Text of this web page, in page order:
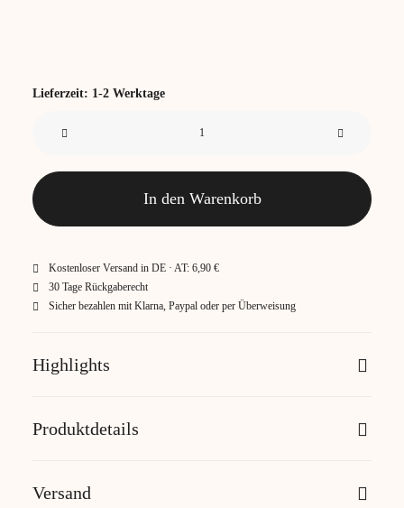
Lieferzeit: 1-2 Werktage
Menge
In den Warenkorb
Kostenloser Versand in DE · AT: 6,90 €
30 Tage Rückgaberecht
Sicher bezahlen mit Klarna, Paypal oder per Überweisung
Highlights
Produktdetails
Versand